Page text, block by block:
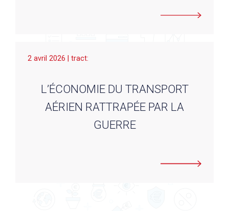
2 avril 2026 | tract:
L’ÉCONOMIE DU TRANSPORT
AÉRIEN RATTRAPÉE PAR LA
GUERRE